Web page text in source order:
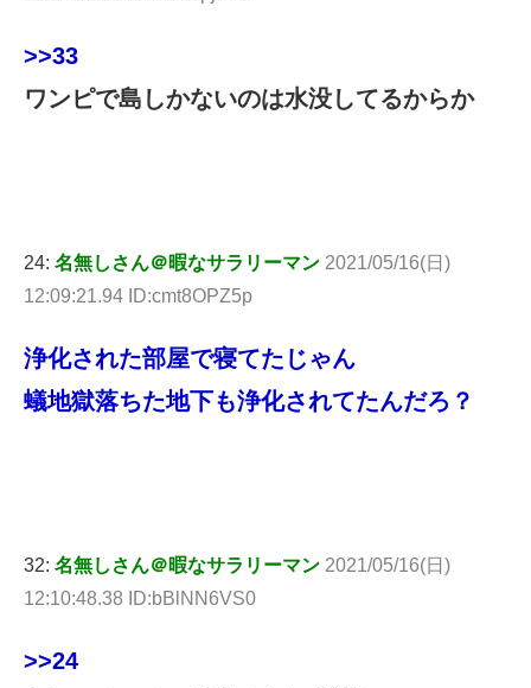
>>33
ワンピで島しかないのは水没してるからか
24: 名無しさん＠暇なサラリーマン 2021/05/16(日)
12:09:21.94 ID:cmt8OPZ5p
浄化された部屋で寝てたじゃん
蟻地獄落ちた地下も浄化されてたんだろ？
32: 名無しさん＠暇なサラリーマン 2021/05/16(日)
12:10:48.38 ID:bBlNN6VS0
>>24